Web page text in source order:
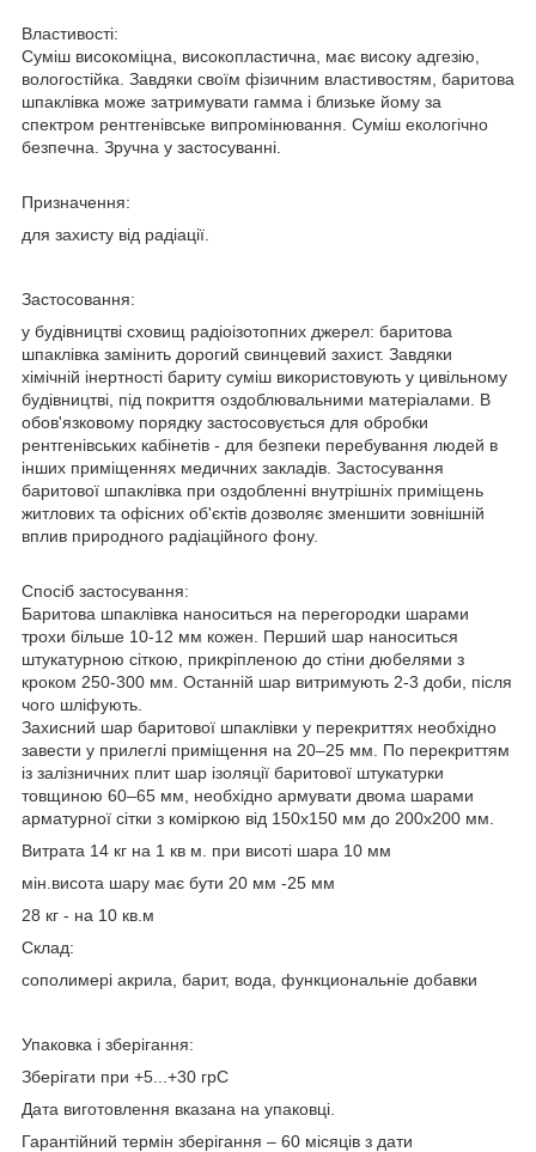
Властивості:
Суміш високоміцна, високопластична, має високу адгезію,
вологостійка. Завдяки своїм фізичним властивостям, баритова
шпаклівка може затримувати гамма і близьке йому за
спектром рентгенівське випромінювання. Суміш екологічно
безпечна. Зручна у застосуванні.
Призначення:
для захисту від радіації.
Застосовання:
у будівництві сховищ радіоізотопних джерел: баритова
шпаклівка замінить дорогий свинцевий захист. Завдяки
хімічній інертності бариту суміш використовують у цивільному
будівництві, під покриття оздоблювальними матеріалами. В
обов'язковому порядку застосовується для обробки
рентгенівських кабінетів - для безпеки перебування людей в
інших приміщеннях медичних закладів. Застосування
баритової шпаклівка при оздобленні внутрішніх приміщень
житлових та офісних об'єктів дозволяє зменшити зовнішній
вплив природного радіаційного фону.
Спосіб застосування:
Баритова шпаклівка наноситься на перегородки шарами
трохи більше 10-12 мм кожен. Перший шар наноситься
штукатурною сіткою, прикріпленою до стіни дюбелями з
кроком 250-300 мм. Останній шар витримують 2-3 доби, після
чого шліфують.
Захисний шар баритової шпаклівки у перекриттях необхідно
завести у прилеглі приміщення на 20–25 мм. По перекриттям
із залізничних плит шар ізоляції баритової штукатурки
товщиною 60–65 мм, необхідно армувати двома шарами
арматурної сітки з коміркою від 150х150 мм до 200х200 мм.
Витрата 14 кг на 1 кв м. при висоті шара 10 мм
мін.висота шару має бути 20 мм -25 мм
28 кг - на 10 кв.м
Склад:
сополимері акрила, барит, вода, функциональніе добавки
Упаковка і зберігання:
Зберігати при +5...+30 грС
Дата виготовлення вказана на упаковці.
Гарантійний термін зберігання – 60 місяців з дати